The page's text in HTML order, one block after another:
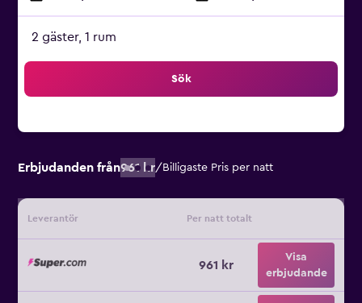
2 gäster, 1 rum
Sök
Erbjudanden från961 kr/ Billigaste Pris per natt
Leverantör Per natt totalt
961 kr
Visa
erbjudande